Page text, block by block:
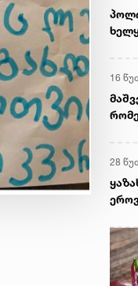
16
28